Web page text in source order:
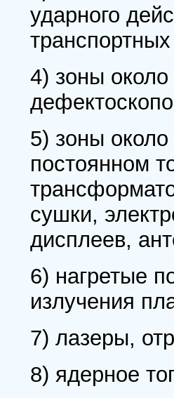
ударного
4) зоны около
5) зоны около
постоянном
сушки,
дисплеев,
6) нагретые
излучения
7) лазеры,
8) ядерное